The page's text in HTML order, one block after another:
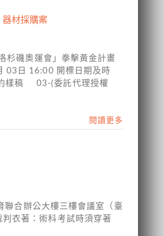
器材採購案
杉磯奧運會」拳擊黃金計畫
03日 16:00 開標日期及時
樣稿 03-(委託代理授權
閱讀更多
合辦公大樓三樓會議室（臺
衣著：術科考試時須穿著